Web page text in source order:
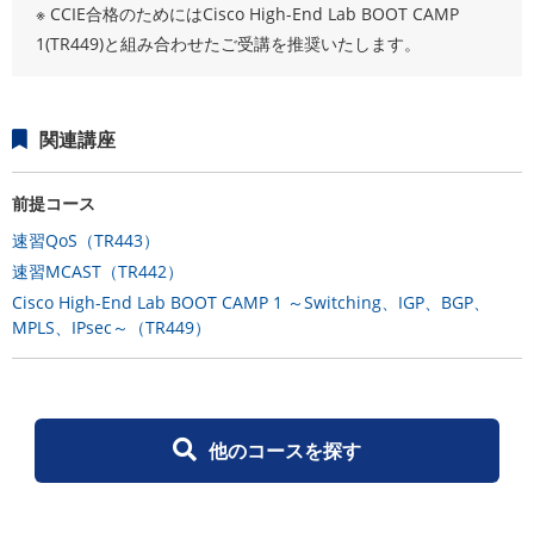
※ CCIE合格のためにはCisco High-End Lab BOOT CAMP
1(TR449)と組み合わせたご受講を推奨いたします。
関連講座
前提コース
速習QoS（TR443）
速習MCAST（TR442）
Cisco High-End Lab BOOT CAMP 1 ～Switching、IGP、BGP、
MPLS、IPsec～（TR449）
他のコースを探す